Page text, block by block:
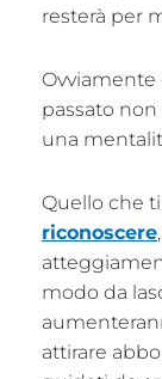
resterà per
Ovviamente
passato non
una
Quello che
riconoscere
modo da
attirare